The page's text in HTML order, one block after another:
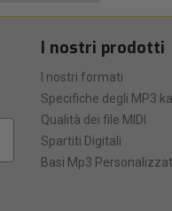
I nostri prodotti
I nostri formati
Specifiche degli MP3
Qualità dei file MIDI
Spartiti Digitali
Basi Mp3